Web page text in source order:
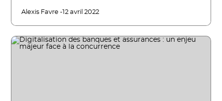
Alexis Favre -12 avril 2022